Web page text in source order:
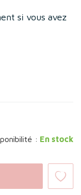
si vous avez
: En stock